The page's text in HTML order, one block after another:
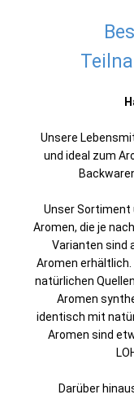
Unsere
und ideal zum
Unser
Aromen, die je
Varianten sind
Aromen
natürlichen
Aromen
identisch mit
Aromen sind
Darüber